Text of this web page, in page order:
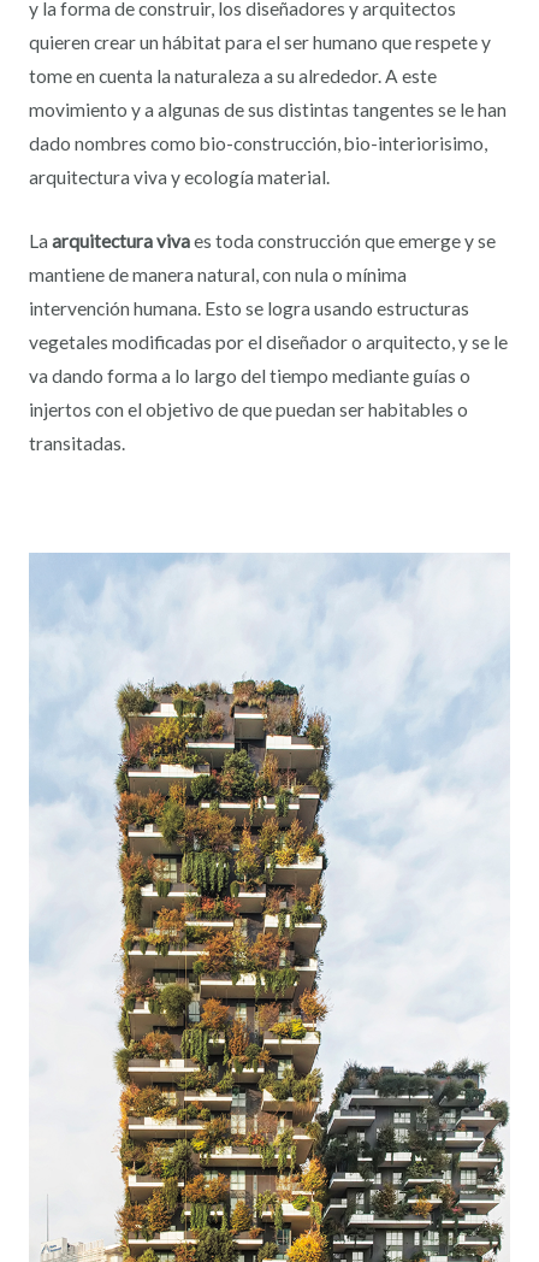
y la forma de construir, los diseñadores y arquitectos
quieren crear un hábitat para el ser humano que respete y
tome en cuenta la naturaleza a su alrededor. A este
movimiento y a algunas de sus distintas tangentes se le han
dado nombres como bio-construcción, bio-interiorisimo,
arquitectura viva y ecología material.
La arquitectura vivaes toda construcción que emerge y se
mantiene de manera natural, con nula o mínima
intervención humana. Esto se logra usando estructuras
vegetales modificadas por el diseñador o arquitecto, y se le
va dando forma a lo largo del tiempo mediante guías o
injertos con el objetivo de que puedan ser habitables o
transitadas.